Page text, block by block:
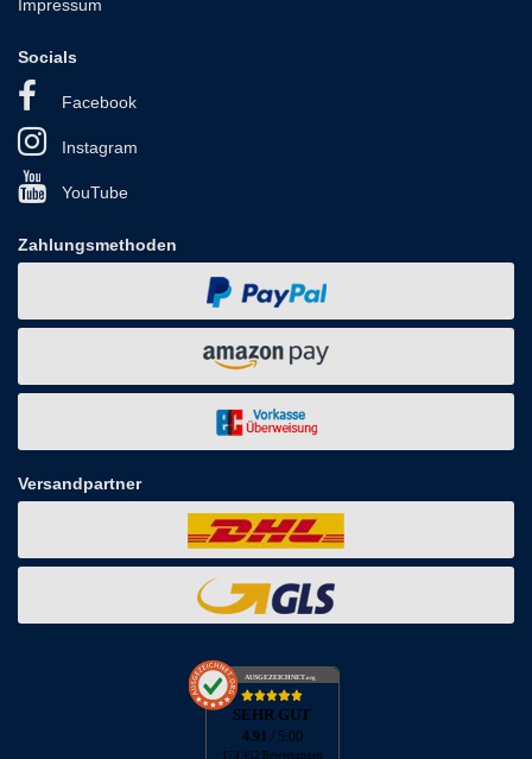
Impressum
Socials
Facebook
Instagram
YouTube
Zahlungsmethoden
Versandpartner
AUSGEZEICHNET.org
SEHR GUT
4.91 / 5.00
173.452 Bewertungen